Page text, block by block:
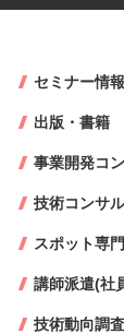
セミナー情報
出版・書籍
事業開発コ
技術コンサ
スポット専
講師派遣(社
技術動向調